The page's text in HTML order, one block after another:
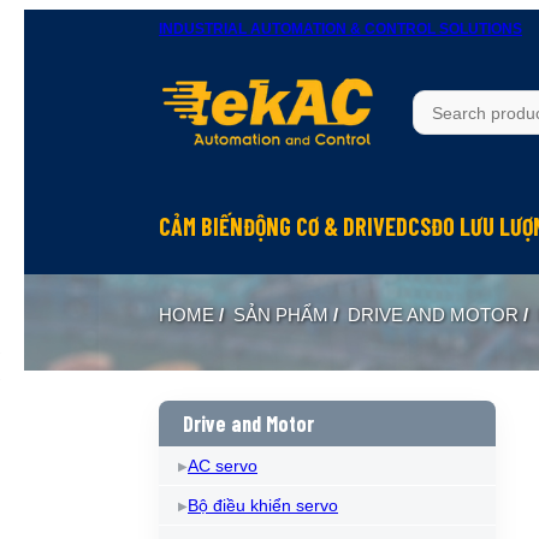
INDUSTRIAL AUTOMATION & CONTROL SOLUTIONS
CẢM BIẾNĐỘNG CƠ & DRIVEDCSĐO LƯU
HOME / SẢN PHẨM / DRIVE AND MOTOR /
Drive and Motor
AC servo
Bộ điều khiển servo